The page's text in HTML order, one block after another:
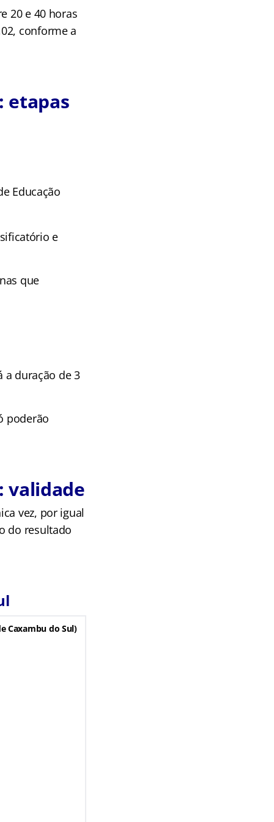
20 e 40 horas
conforme a
etapas
Educação
e
que
a duração de 3
poderão
validade
vez, por igual
do resultado
Caxambu do Sul)